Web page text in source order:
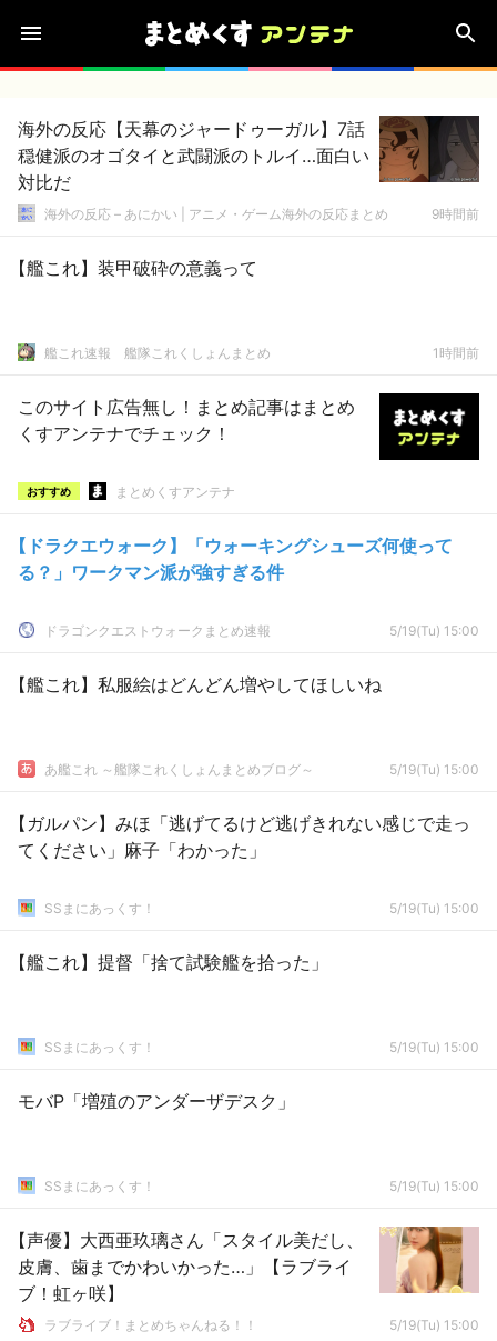
海外の反応【天幕のジャードゥーガル】7話
穏健派のオゴタイと武闘派のトルイ…面白い
対比だ
海外の反応 – あにかい | アニメ・ゲーム海外の反応まとめ 9時間前
【艦これ】装甲破砕の意義って
艦これ速報 艦隊これくしょんまとめ 1時間前
このサイト広告無し！まとめ記事はまとめ
くすアンテナでチェック！
おすすめ まとめくすアンテナ
【ドラクエウォーク】「ウォーキングシューズ何使って
る？」ワークマン派が強すぎる件
ドラゴンクエストウォークまとめ速報 5/19(Tu) 15:00
【艦これ】私服絵はどんどん増やしてほしいね
あ艦これ ～艦隊これくしょんまとめブログ～ 5/19(Tu) 15:00
【ガルパン】みほ「逃げてるけど逃げきれない感じで走っ
てください」麻子「わかった」
SSまにあっくす！ 5/19(Tu) 15:00
【艦これ】提督「捨て試験艦を拾った」
SSまにあっくす！ 5/19(Tu) 15:00
モバP「増殖のアンダーザデスク」
SSまにあっくす！ 5/19(Tu) 15:00
【声優】大西亜玖璃さん「スタイル美だし、
皮膚、歯までかわいかった…」【ラブライ
ブ！虹ヶ咲】
ラブライブ！まとめちゃんねる！！ 5/19(Tu) 15:00